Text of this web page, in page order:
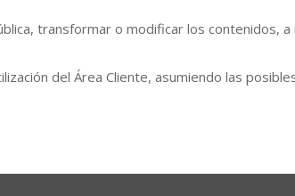
transformar o modificar los contenidos,
del Área Cliente, asumiendo las